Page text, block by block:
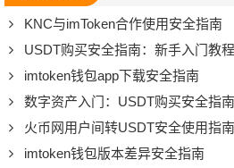
KNC与imToken合作使用安全指南
USDT购买安全指南：新手入门教程
imtoken钱包app下载安全指南
数字资产入门：USDT购买安全指南
火币网用户间转USDT安全使用指南
imtoken钱包版本差异安全指南